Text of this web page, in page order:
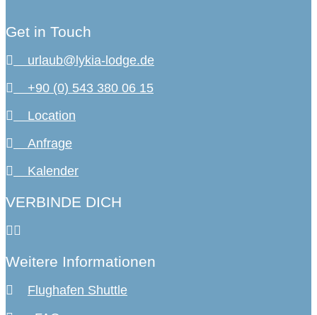
Get in Touch
urlaub@lykia-lodge.de
+90 (0) 543 380 06 15
Location
Anfrage
Kalender
VERBINDE DICH
Weitere Informationen
Flughafen Shuttle